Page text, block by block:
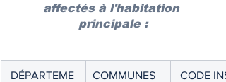
affectés à l'habitation
principale :
DÉPARTEME
COMMUNES CODE